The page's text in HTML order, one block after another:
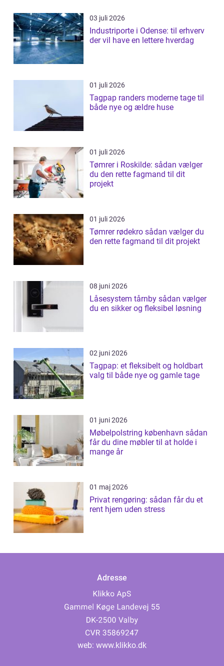
03 juli 2026
Industriporte i Odense: til erhverv
der vil have en lettere hverdag
01 juli 2026
Tagpap randers moderne tage til
både nye og ældre huse
01 juli 2026
Tømrer i Roskilde: sådan vælger
du den rette fagmand til dit
projekt
01 juli 2026
Tømrer rødekro sådan vælger du
den rette fagmand til dit projekt
08 juni 2026
Låsesystem tårnby sådan vælger
du en sikker og fleksibel løsning
02 juni 2026
Tagpap: et fleksibelt og holdbart
valg til både nye og gamle tage
01 juni 2026
Møbelpolstring københavn sådan
får du dine møbler til at holde i
mange år
01 maj 2026
Privat rengøring: sådan får du et
rent hjem uden stress
Adresse
web: www.klikko.dk